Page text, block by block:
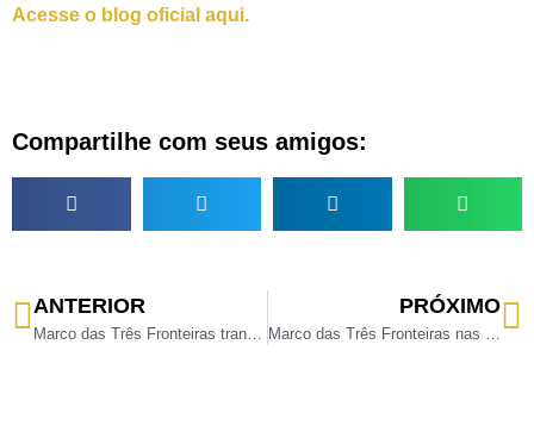
Acesse o blog oficial aqui.
Compartilhe com seus amigos:
ANTERIOR
Marco das Três Fronteiras transmite jogos da Copa e promove programação especial em Foz do Iguaçu
PRÓXIMO
Marco das Três Fronteiras nas férias de julho: funcionamento diário, shows culturais e gastronomia em Foz do Iguaçu